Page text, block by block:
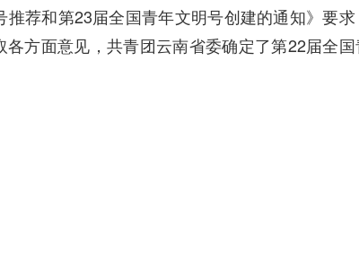
荐和第23届全国青年文明号创建的通知》要
方面意见，共青团云南省委确定了第22届全